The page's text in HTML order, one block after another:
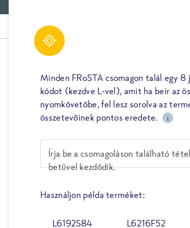
Zöldségek
ILLATOS ZÖLDSÉGEK
BORSÓ
A borsó a hüvelyesek
kifejezetten finom és édes
borsónkat üvegház helyett
Minden FRoSTA csomagon talál egy 8
kódot (kezdve L-vel), amit ha beír az
nyomkövetőbe, fel lesz sorolva az
összetevőinek pontos eredete.
i
Írja be a csomagoláson található
betűvel kezdődik.
Használjon példa terméket:
L6192S84 L6216F52